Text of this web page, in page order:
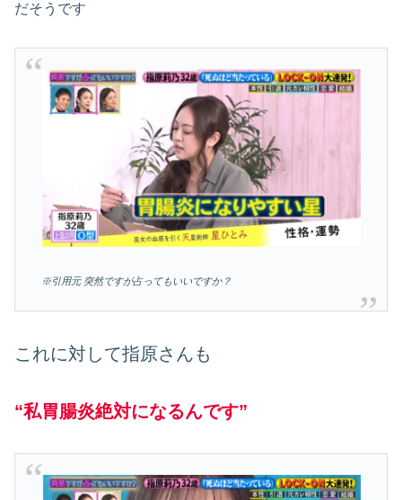
だそうです
※引用元 突然ですが占ってもいいですか？
これに対して指原さんも
“私胃腸炎絶対になるんです”